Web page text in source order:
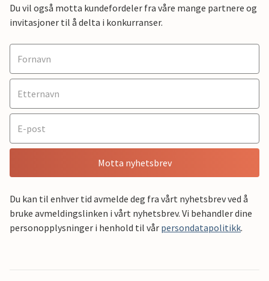
Du vil også motta kundefordeler fra våre mange partnere og
invitasjoner til å delta i konkurranser.
Motta nyhetsbrev
Du kan til enhver tid avmelde deg fra vårt nyhetsbrev ved å
bruke avmeldingslinken i vårt nyhetsbrev. Vi behandler dine
personopplysninger i henhold til vår persondatapolitikk.